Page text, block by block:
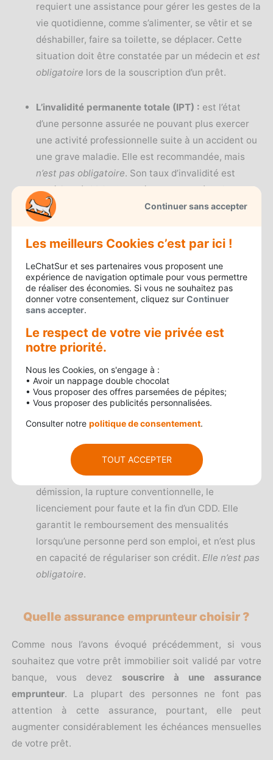
requiert une assistance pour gérer les gestes de la
vie quotidienne, comme s’alimenter, se vêtir et se
déshabiller, faire sa toilette, se déplacer. Cette
situation doit être constatée par un médecin et est
obligatoire lors de la souscription d’un prêt.
L’invalidité permanente totale (IPT) : est l’état
d’une personne assurée ne pouvant plus exercer
une activité professionnelle suite à un accident ou
une grave maladie. Elle est recommandée, mais
n’est pas obligatoire. Son taux d’invalidité est
supérieur à 66 %, l’assuré correspond à la 2e
catégorie répertoriée par la Sécurité Sociale.
L’invalidité permanente partielle (IPT) : l’assuré ne
professionnelle lui permettant de subvenir à ses
besoins. Son taux est compris entre 33 et 66 %,
l’assuré correspond à la 1re catégorie répertoriée
signifie que la personne est dans l’incapacité de
reprendre une activité rémunérée, a la suite
d’un accident ou d’une maladie de longue durée.
Cette garantien’est pas obligatoire.
La perte d’emploi :couvre le licenciement
économique, mais elle ne prend pas en compte, la
démission, la rupture conventionnelle, le
licenciement pour faute et la fin d’un CDD. Elle
garantit le remboursement des mensualités
lorsqu’une personne perd son emploi, et n’est plus
en capacité de régulariser son crédit. Elle n’est pas
obligatoire.
Quelle assurance emprunteur choisir ?
Comme nous l’avons évoqué précédemment, si vous
souhaitez que votre prêt immobilier soit validé par votre
banque, vous devez souscrire à une assurance
emprunteur. La plupart des personnes ne font pas
attention à cette assurance, pourtant, elle peut
augmenter considérablement les échéances mensuelles
de votre prêt.
Continuer sans accepter
Les meilleurs Cookies c’est par ici !
LeChatSur et ses partenaires vous proposent une
expérience de navigation optimale pour vous permettre
de réaliser des économies. Si vous ne souhaitez pas
donner votre consentement, cliquez sur Continuer
sans accepter.
Le respect de votre vie privée est
notre priorité.
Nous les Cookies, on s'engage à :
• Avoir un nappage double chocolat
• Vous proposer des offres parsemées de pépites;
• Vous proposer des publicités personnalisées.
Consulter notre politique de consentement.
TOUT ACCEPTER